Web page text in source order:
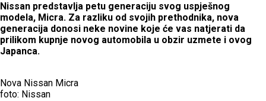
Nissan predstavlja petu generaciju svog uspješnog
modela, Micra. Za razliku od svojih prethodnika, nova
generacija donosi neke novine koje će vas natjerati da
prilikom kupnje novog automobila u obzir uzmete i ovog
Japanca.
Nova Nissan Micra
foto: Nissan